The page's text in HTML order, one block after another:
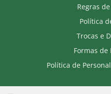
Regras
Política
Trocas e
Formas de
Política de